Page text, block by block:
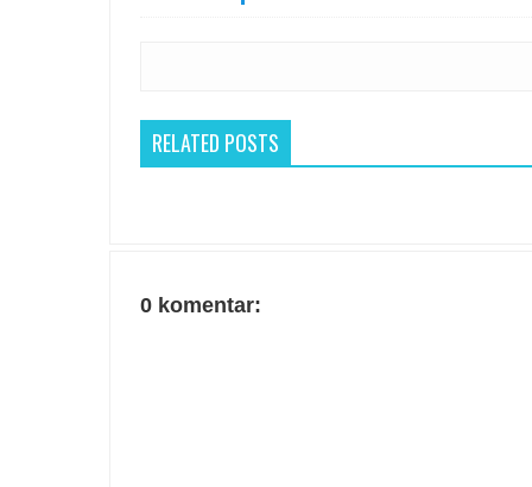
RELATED POSTS
0 komentar: